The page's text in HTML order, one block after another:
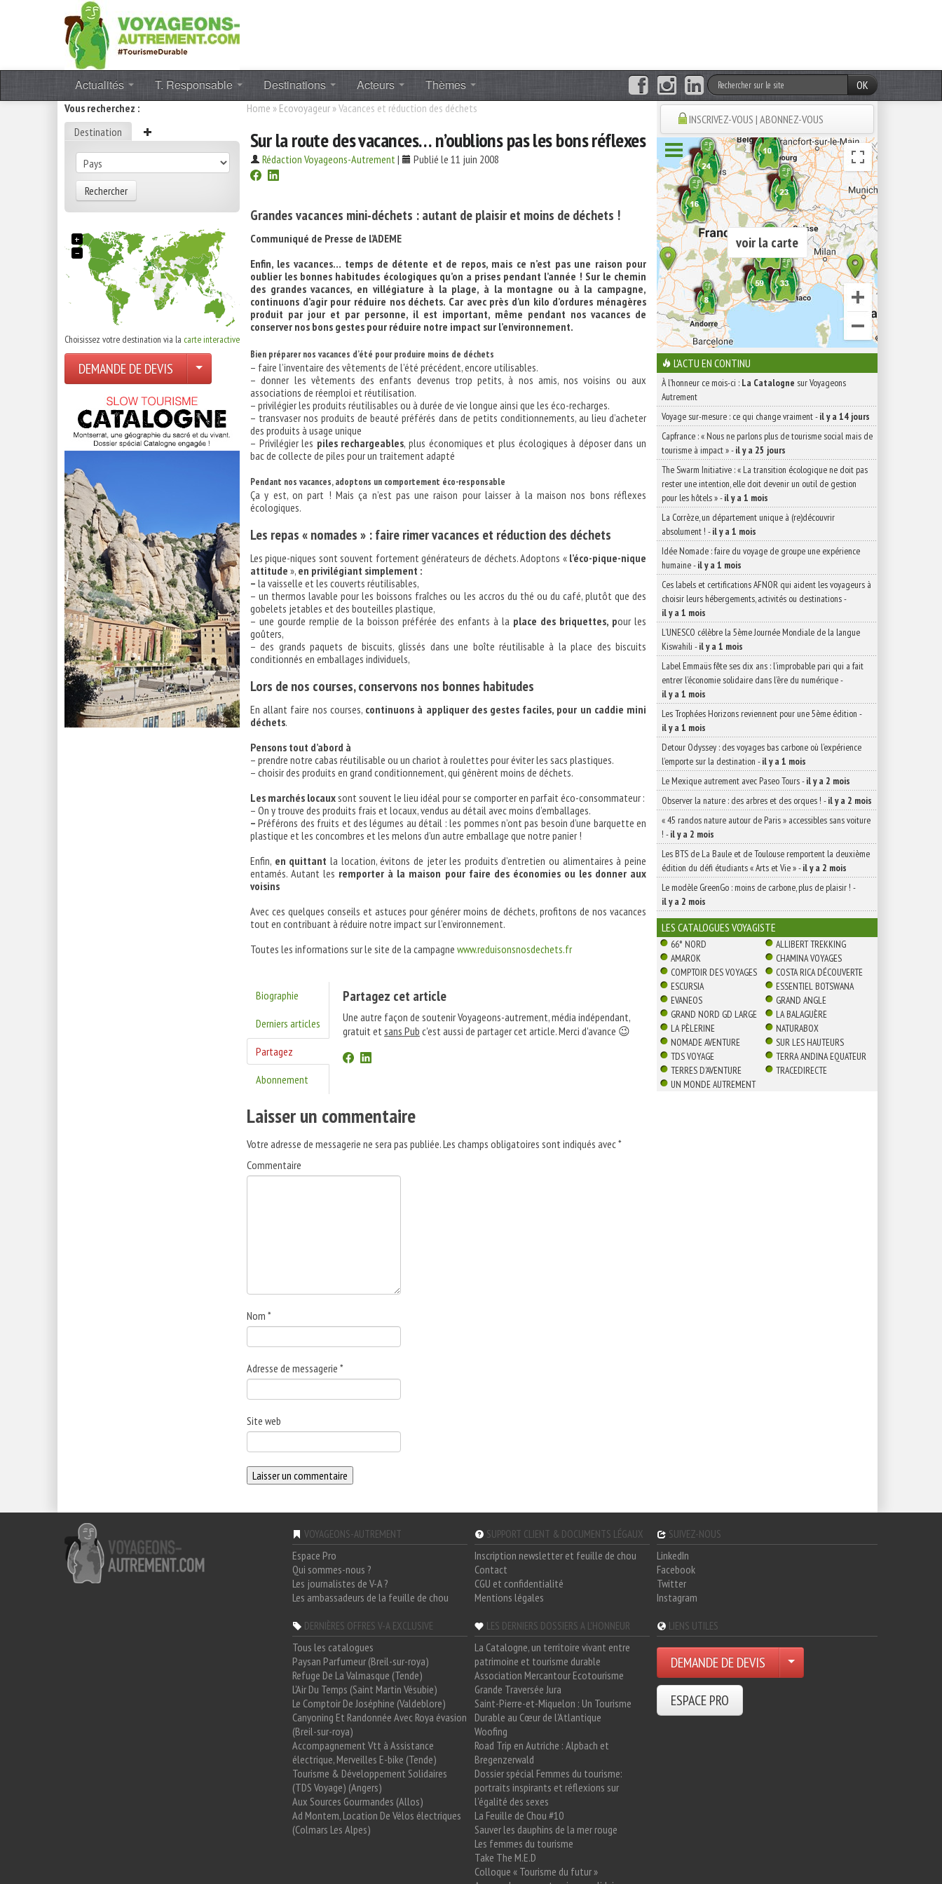
Actualités T. Responsable Destinations Acteurs Thèmes
OK
Vous recherchez :
Destination
Rechercher
+
−
Choisissez votre destination via la carte interactive
DEMANDE DE DEVIS
Home » Ecovoyageur »Vacances et réduction des déchets
Sur la route des vacances… n’oublions pas les bons réflexes
Rédaction Voyageons-Autrement| Publié le 11 juin 2008
Grandes vacances mini-déchets : autant de plaisir et moins de déchets !
Communiqué de Presse de l’ADEME
Enfin, les vacances… temps de détente et de repos, mais ce n’est pas une raison pour
oublier les bonnes habitudes écologiques qu’on a prises pendant l’année ! Sur le chemin
des grandes vacances, en villégiature à la plage, à la montagne ou à la campagne,
continuons d’agir pour réduire nos déchets. Car avec près d’un kilo d’ordures ménagères
produit par jour et par personne, il est important, même pendant nos vacances de
conserver nos bons gestes pour réduire notre impact sur l’environnement.
Bien préparer nos vacances d’été pour produire moins de déchets
– faire l’inventaire des vêtements de l’été précédent, encore utilisables.
– donner les vêtements des enfants devenus trop petits, à nos amis, nos voisins ou aux
associations de réemploi et réutilisation.
– privilégier les produits réutilisables ou à durée de vie longue ainsi que les éco-recharges.
– transvaser nos produits de beauté préférés dans de petits conditionnements, au lieu d’acheter
des produits à usage unique
– Privilégier les piles rechargeables, plus économiques et plus écologiques à déposer dans un
bac de collecte de piles pour un traitement adapté
Pendant nos vacances, adoptons un comportement éco-responsable
Ça y est, on part ! Mais ça n’est pas une raison pour laisser à la maison nos bons réflexes
écologiques.
Les repas « nomades » : faire rimer vacances et réduction des déchets
Les pique-niques sont souvent fortement générateurs de déchets. Adoptons « l’éco-pique-nique
attitude », en privilégiant simplement :
– la vaisselle et les couverts réutilisables,
– un thermos lavable pour les boissons fraîches ou les accros du thé ou du café, plutôt que des
gobelets jetables et des bouteilles plastique,
– une gourde remplie de la boisson préférée des enfants à la place des briquettes, pour les
goûters,
– des grands paquets de biscuits, glissés dans une boîte réutilisable à la place des biscuits
conditionnés en emballages individuels,
Lors de nos courses, conservons nos bonnes habitudes
En allant faire nos courses, continuons à appliquer des gestes faciles, pour un caddie mini
déchets.
Pensons tout d’abord à
– prendre notre cabas réutilisable ou un chariot à roulettes pour éviter les sacs plastiques.
– choisir des produits en grand conditionnement, qui génèrent moins de déchets.
Les marchés locauxsont souvent le lieu idéal pour se comporter en parfait éco-consommateur :
– On y trouve des produits frais et locaux, vendus au détail avec moins d’emballages.
– Préférons des fruits et des légumes au détail : les pommes n’ont pas besoin d’une barquette en
plastique et les concombres et les melons d’un autre emballage que notre panier !
Enfin, en quittant la location, évitons de jeter les produits d’entretien ou alimentaires à peine
entamés. Autant les remporter à la maison pour faire des économies ou les donner aux
voisins
Avec ces quelques conseils et astuces pour générer moins de déchets, profitons de nos vacances
tout en contribuant à réduire notre impact sur l’environnement.
Toutes les informations sur le site de la campagne www.reduisonsnosdechets.fr
Biographie
Derniers articles
Partagez
Abonnement
Partagez cet article
Une autre façon de soutenir Voyageons-autrement, média indépendant,
gratuit etsans Pub c'est aussi de partager cet article. Merci d'avance 😉
Laisser un commentaire
Votre adresse de messagerie ne sera pas publiée.Les champs obligatoires sont indiqués avec*
Commentaire
Nom *
Adresse de messagerie *
Site web
INSCRIVEZ-VOUS | ABONNEZ-VOUS
voir la carte
L'ACTU EN CONTINU
À l'honneur ce mois-ci : La Catalogne sur Voyageons
Autrement
Voyage sur-mesure : ce qui change vraiment-il y a 14 jours
Capfrance : « Nous ne parlons plus de tourisme social mais de
tourisme à impact »-il y a 25 jours
The Swarm Initiative : « La transition écologique ne doit pas
rester une intention, elle doit devenir un outil de gestion
pour les hôtels »-il y a 1 mois
La Corrèze, un département unique à (re)découvrir
absolument ! -il y a 1 mois
Idée Nomade : faire du voyage de groupe une expérience
humaine-il y a 1 mois
Ces labels et certifications AFNOR qui aident les voyageurs à
choisir leurs hébergements, activités ou destinations-
il y a 1 mois
L’UNESCO célèbre la 5ème Journée Mondiale de la langue
Kiswahili -il y a 1 mois
Label Emmaüs fête ses dix ans : l’improbable pari qui a fait
entrer l’économie solidaire dans l’ère du numérique-
il y a 1 mois
Les Trophées Horizons reviennent pour une 5ème édition -
il y a 1 mois
Detour Odyssey : des voyages bas carbone où l’expérience
l’emporte sur la destination -il y a 1 mois
Le Mexique autrement avec Paseo Tours-il y a 2 mois
Observer la nature : des arbres et des orques ! -il y a 2 mois
« 45 randos nature autour de Paris » accessibles sans voiture
! -il y a 2 mois
Les BTS de La Baule et de Toulouse remportent la deuxième
édition du défi étudiants « Arts et Vie »-il y a 2 mois
Le modèle GreenGo : moins de carbone, plus de plaisir ! -
il y a 2 mois
LES CATALOGUES VOYAGISTE
66° NORD
ALLIBERT TREKKING
AMAROK
CHAMINA VOYAGES
COMPTOIR DES VOYAGES
COSTA RICA DÉCOUVERTE
ESCURSIA
ESSENTIEL BOTSWANA
EVANEOS
GRAND ANGLE
GRAND NORD GD LARGE
LA BALAGUÈRE
LA PÈLERINE
NATURABOX
NOMADE AVENTURE
SUR LES HAUTEURS
TDS VOYAGE
TERRA ANDINA EQUATEUR
TERRES D'AVENTURE
TRACEDIRECTE
UN MONDE AUTREMENT
VOYAGEONS-AUTREMENT
Espace Pro
Qui sommes-nous ?
Les journalistes de V-A ?
Les ambassadeurs de la feuille de chou
SUPPORT CLIENT & DOCUMENTS LÉGAUX
Inscription newsletter et feuille de chou
Contact
CGU et confidentialité
Mentions légales
SUIVEZ-NOUS
LinkedIn
Facebook
Twitter
Instagram
DERNIÈRES OFFRES V-A EXCLUSIVE
Tous les catalogues
Paysan Parfumeur (Breil-sur-roya)
Refuge De La Valmasque (Tende)
L'Air Du Temps (Saint Martin Vésubie)
Le Comptoir De Joséphine (Valdeblore)
Canyoning Et Randonnée Avec Roya évasion
(Breil-sur-roya)
Accompagnement Vtt à Assistance
électrique, Merveilles E-bike (Tende)
Tourisme & Développement Solidaires
(TDS Voyage) (Angers)
Aux Sources Gourmandes (Allos)
Ad Montem, Location De Vélos électriques
(Colmars Les Alpes)
LES DERNIERS DOSSIERS A L'HONNEUR
La Catalogne, un territoire vivant entre
patrimoine et tourisme durable
Association Mercantour Ecotourisme
Grande Traversée Jura
Saint-Pierre-et-Miquelon : Un Tourisme
Durable au Cœur de l'Atlantique
Woofing
Road Trip en Autriche : Alpbach et
Bregenzerwald
Dossier spécial Femmes du tourisme:
portraits inspirants et réflexions sur
l'égalité des sexes
La Feuille de Chou #10
Sauver les dauphins de la mer rouge
Les femmes du tourisme
Take The M.E.D
Colloque « Tourisme du futur »
LIENS UTILES
DEMANDE DE DEVIS
ESPACE PRO